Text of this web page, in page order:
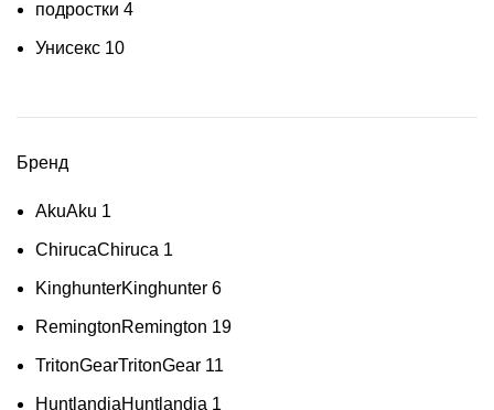
подростки 4
Унисекс 10
Бренд
AkuAku 1
ChirucaChiruca 1
KinghunterKinghunter 6
RemingtonRemington 19
TritonGearTritonGear 11
HuntlandiaHuntlandia 1